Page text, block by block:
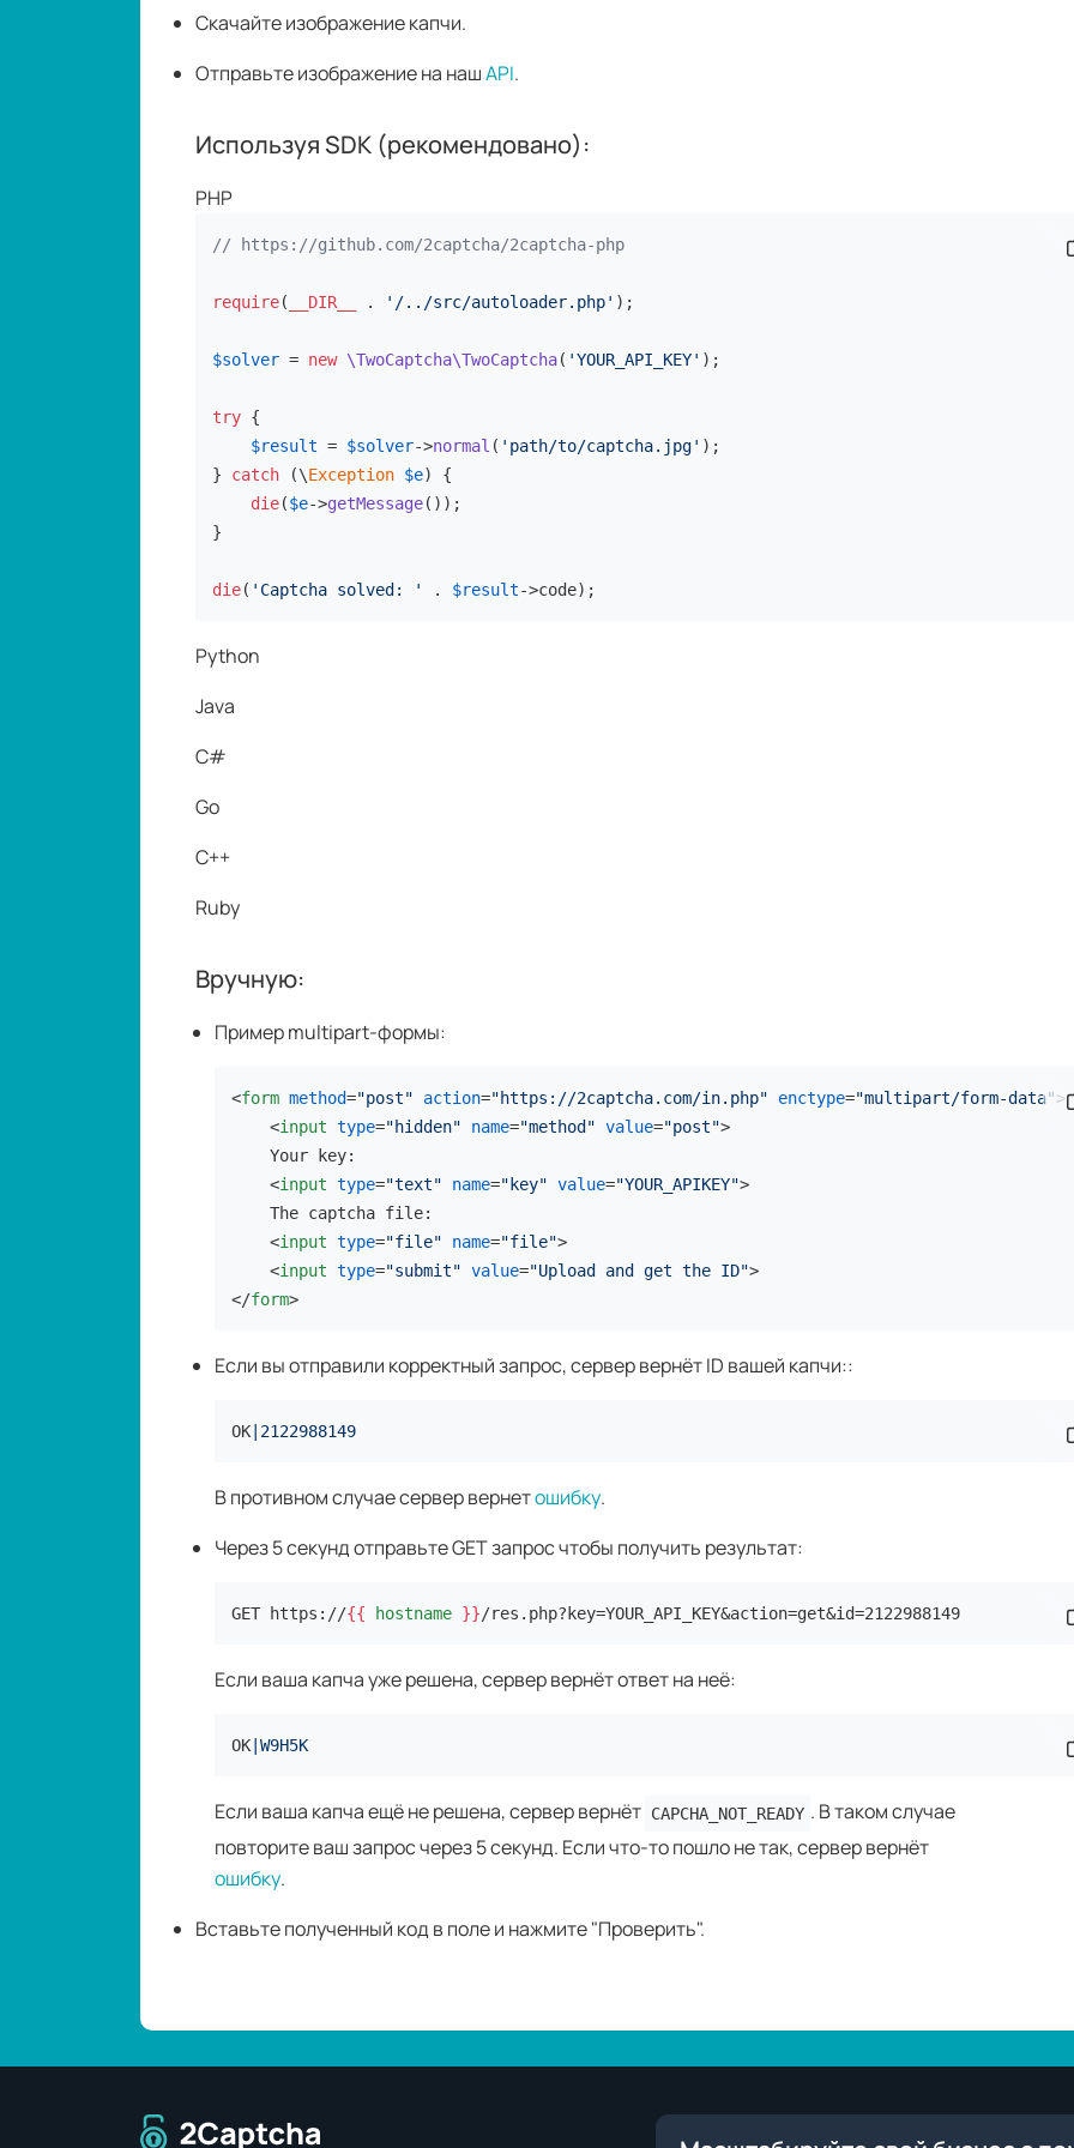
Скачайте изображение капчи.
Отправьте изображение на нашAPI.
Используя SDK (рекомендовано):
PHP
// https://github.com/2captcha/2captcha-php
require( __DIR__ . '/../src/autoloader.php' );
$solver = new \TwoCaptcha\TwoCaptcha( 'YOUR_API_KEY' );
try {
$result = $solver->normal ( 'path/to/captcha.jpg' );
} catch (\Exception $e) {
die($e->getMessage());
}
die( 'Captcha solved: ' . $result->code);
Python
Java
C#
Go
C++
Ruby
Вручную:
Пример multipart-формы:
<form method="post" action="https://2captcha.com/in.php" enctype="multipart/form-data">
<input type="hidden" name="method" value="post">
    Your key:
<input type="text" name="key" value="YOUR_APIKEY">
    The captcha file:
<input type="file" name="file">
<input type="submit" value="Upload and get the ID">
</form>
Если вы отправили корректный запрос, сервер вернёт ID вашей капчи::
OK |2122988149
В противном случае сервер вернетошибку.
Через 5 секунд отправьте GET запрос чтобы получить результат:
GET https://{{ hostname }}/res.php?key=YOUR_API_KEY&action=get&id=2122988149
Если ваша капча уже решена, сервер вернёт ответ на неё:
OK |W9H5K
Если ваша капча ещё не решена, сервер вернёт CAPCHA_NOT_READY . В таком случае
повторите ваш запрос через 5 секунд. Если что-то пошло не так, сервер вернёт
ошибку.
Вставьте полученный код в поле и нажмите "Проверить".